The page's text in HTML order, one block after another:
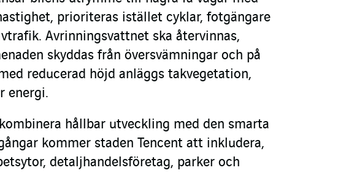
prioriteras istället cyklar, fotgängare
Avrinningsvattnet ska återvinnas,
skyddas från översvämningar och på
reducerad höjd anläggs takvegetation,
energi.
hållbar utveckling med den smarta
kommer staden Tencent att inkludera,
detaljhandelsföretag, parker och